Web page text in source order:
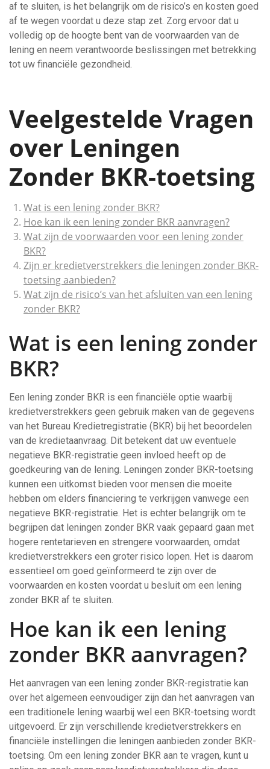
af te sluiten, is het belangrijk om de risico’s en kosten goed
af te wegen voordat u deze stap zet. Zorg ervoor dat u
volledig op de hoogte bent van de voorwaarden van de
lening en neem verantwoorde beslissingen met betrekking
tot uw financiële gezondheid.
Veelgestelde Vragen
over Leningen
Zonder BKR-toetsing
Wat is een lening zonder BKR?
Hoe kan ik een lening zonder BKR aanvragen?
Wat zijn de voorwaarden voor een lening zonder
BKR?
Zijn er kredietverstrekkers die leningen zonder BKR-
toetsing aanbieden?
Wat zijn de risico’s van het afsluiten van een lening
zonder BKR?
Wat is een lening zonder
BKR?
Een lening zonder BKR is een financiële optie waarbij
kredietverstrekkers geen gebruik maken van de gegevens
van het Bureau Kredietregistratie (BKR) bij het beoordelen
van de kredietaanvraag. Dit betekent dat uw eventuele
negatieve BKR-registratie geen invloed heeft op de
goedkeuring van de lening. Leningen zonder BKR-toetsing
kunnen een uitkomst bieden voor mensen die moeite
hebben om elders financiering te verkrijgen vanwege een
negatieve BKR-registratie. Het is echter belangrijk om te
begrijpen dat leningen zonder BKR vaak gepaard gaan met
hogere rentetarieven en strengere voorwaarden, omdat
kredietverstrekkers een groter risico lopen. Het is daarom
essentieel om goed geïnformeerd te zijn over de
voorwaarden en kosten voordat u besluit om een lening
zonder BKR af te sluiten.
Hoe kan ik een lening
zonder BKR aanvragen?
Het aanvragen van een lening zonder BKR-registratie kan
over het algemeen eenvoudiger zijn dan het aanvragen van
een traditionele lening waarbij wel een BKR-toetsing wordt
uitgevoerd. Er zijn verschillende kredietverstrekkers en
financiële instellingen die leningen aanbieden zonder BKR-
toetsing. Om een lening zonder BKR aan te vragen, kunt u